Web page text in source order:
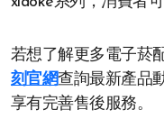
若想了解更多電子菸
刻官網查詢最新產品
享有完善售後服務。